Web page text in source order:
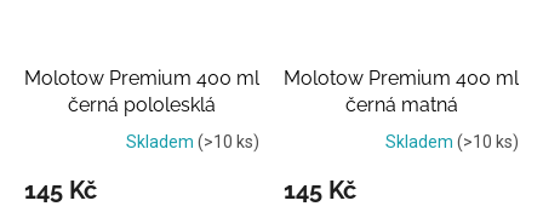
Molotow Premium 400 ml
černá pololesklá
Skladem (>10 ks)
145 Kč
Molotow Premium 400 ml
černá matná
Skladem (>10 ks)
145 Kč